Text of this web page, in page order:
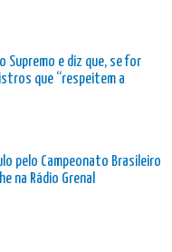
Supremo e diz que, se for
que “respeitem a
pelo Campeonato Brasileiro
na Rádio Grenal